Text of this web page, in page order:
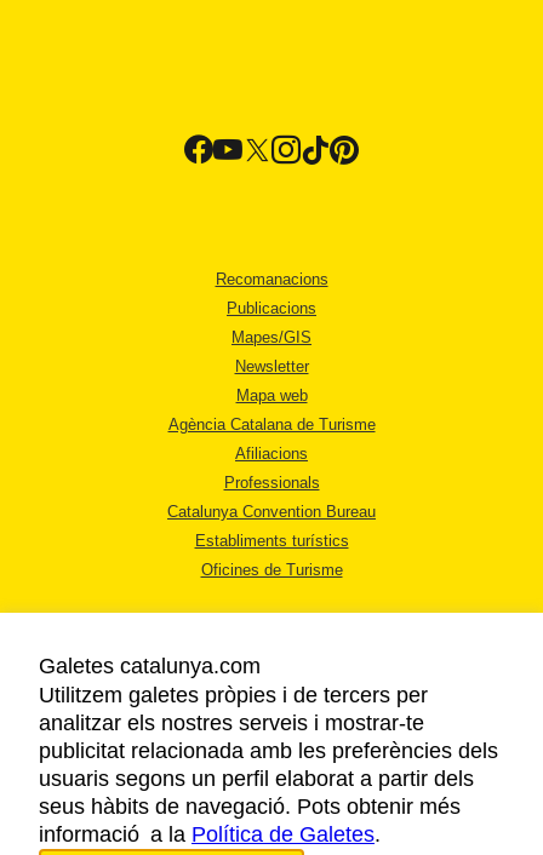
Recomanacions
Publicacions
Mapes/GIS
Newsletter
Mapa web
Agència Catalana de Turisme
Afiliacions
Professionals
Catalunya Convention Bureau
Establiments turístics
Oficines de Turisme
AVÍS LEGAL
POLÍTICA DE PRIVACITAT
COOKIES
ACCESSIBILITAT
Galetes catalunya.com
Utilitzem galetes pròpies i de tercers per
analitzar els nostres serveis i mostrar-te
publicitat relacionada amb les preferències dels
usuaris segons un perfil elaborat a partir dels
seus hàbits de navegació. Pots obtenir més
informació a la Política de Galetes.